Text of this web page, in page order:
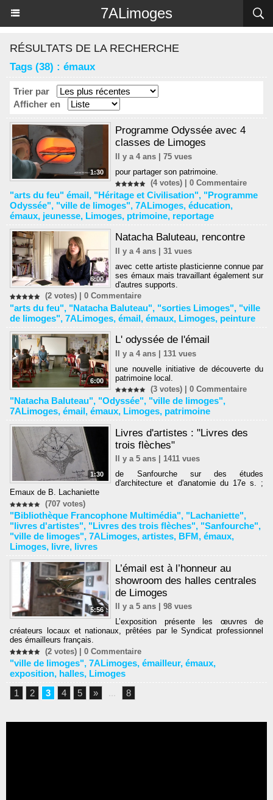
7ALimoges
RÉSULTATS DE LA RECHERCHE
Tags (38) : émaux
Trier par
Afficher en
1:30
Programme Odyssée avec 4
classes de Limoges
Il y a 4 ans | 75 vues
pour partager son patrimoine.
(4 votes) |0 Commentaire
"arts du feu" émail, "Héritage et Civilisation", "Programme
Odyssée", "ville de limoges", 7ALimoges, éducation,
émaux, jeunesse, Limoges, ptrimoine, reportage
6:00
Natacha Baluteau, rencontre
Il y a 4 ans | 31 vues
avec cette artiste plasticienne connue par
ses émaux mais travaillant également sur
d'autres supports.
(2 votes) | 0 Commentaire
"arts du feu", "Natacha Baluteau", "sorties Limoges", "ville
de limoges", 7ALimoges, émail, émaux, Limoges, peinture
6:00
L' odyssée de l'émail
Il y a 4 ans | 131 vues
une nouvelle initiative de découverte du
patrimoine local.
(3 votes) |0 Commentaire
"Natacha Baluteau", "Odyssée", "ville de limoges",
7ALimoges, émail, émaux, Limoges, patrimoine
1:30
Livres d'artistes : "Livres des
trois flèches"
Il y a 5 ans | 1411 vues
de Sanfourche sur des études
d'architecture et d'anatomie du 17e s. ;
Emaux de B. Lachaniette
(707 votes)
"Bibliothèque Francophone Multimédia", "Lachaniette",
"livres d'artistes", "Livres des trois flèches", "Sanfourche",
"ville de limoges", 7ALimoges, artistes, BFM, émaux,
Limoges, livre, livres
5:56
L’émail est à l’honneur au
showroom des halles centrales
de Limoges
Il y a 5 ans | 98 vues
L’exposition présente les œuvres de
créateurs locaux et nationaux, prêtées par le Syndicat professionnel
des émailleurs français.
(2 votes) | 0 Commentaire
"ville de limoges", 7ALimoges, émailleur, émaux,
exposition, halles, Limoges
1
2 3 4 5 » ... 8